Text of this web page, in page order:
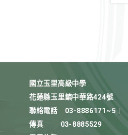
國立玉里高級中學
花蓮縣玉里鎮中華路424號
聯絡電話
03-8886171~5
傳真
03-8885529